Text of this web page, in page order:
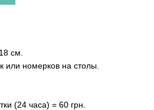
см.
или номерков на столы.
(24 часа) = 60 грн.